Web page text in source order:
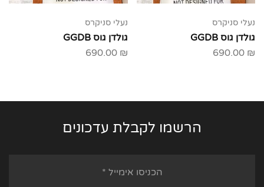
נעלי סניקרס
גולדן גוס GGDB
690.00 ₪
נעלי סניקרס
גולדן גוס GGDB
690.00 ₪
הרשמו לקבלת עדכונים